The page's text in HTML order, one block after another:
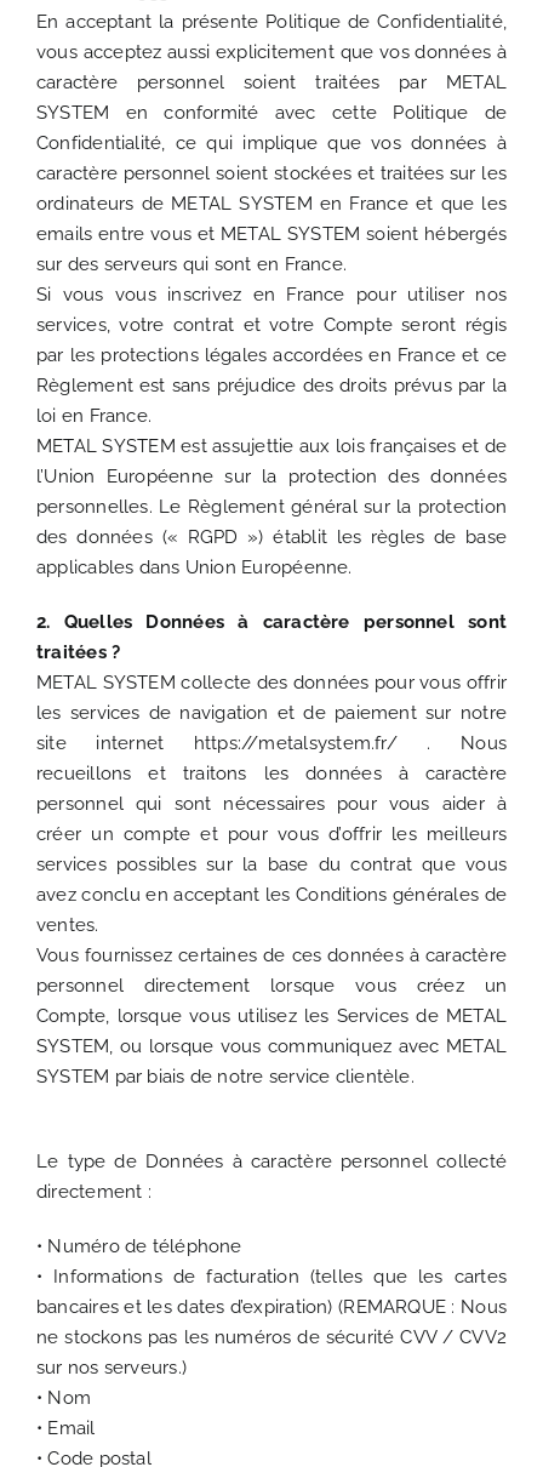
En acceptant la présente Politique de Confidentialité,
vous acceptez aussi explicitement que vos données à
caractère personnel soient traitées par METAL
SYSTEM en conformité avec cette Politique de
Confidentialité, ce qui implique que vos données à
caractère personnel soient stockées et traitées sur les
ordinateurs de METAL SYSTEM en France et que les
emails entre vous et METAL SYSTEM soient hébergés
sur des serveurs qui sont en France.
Si vous vous inscrivez en France pour utiliser nos
services, votre contrat et votre Compte seront régis
par les protections légales accordées en France et ce
Règlement est sans préjudice des droits prévus par la
loi en France.
METAL SYSTEM est assujettie aux lois françaises et de
l’Union Européenne sur la protection des données
personnelles. Le Règlement général sur la protection
des données (« RGPD ») établit les règles de base
applicables dans Union Européenne.
2. Quelles Données à caractère personnel sont
traitées ?
METAL SYSTEM collecte des données pour vous offrir
les services de navigation et de paiement sur notre
site internet https://metalsystem.fr/ . Nous
recueillons et traitons les données à caractère
personnel qui sont nécessaires pour vous aider à
créer un compte et pour vous d’offrir les meilleurs
services possibles sur la base du contrat que vous
avez conclu en acceptant les Conditions générales de
ventes.
Vous fournissez certaines de ces données à caractère
personnel directement lorsque vous créez un
Compte, lorsque vous utilisez les Services de METAL
SYSTEM, ou lorsque vous communiquez avec METAL
SYSTEM par biais de notre service clientèle.
Le type de Données à caractère personnel collecté
directement :
• Numéro de téléphone
• Informations de facturation (telles que les cartes
bancaires et les dates d’expiration) (REMARQUE : Nous
ne stockons pas les numéros de sécurité CVV / CVV2
sur nos serveurs.)
• Nom
• Email
• Code postal